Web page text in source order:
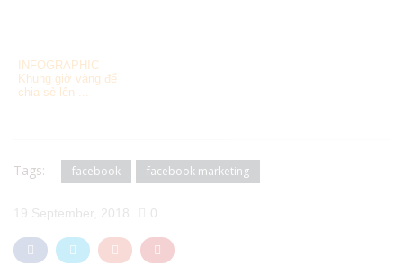
INFOGRAPHIC –
Khung giờ vàng để
chia sẻ lên ...
Tags: facebook facebook marketing
19 September, 2018 0